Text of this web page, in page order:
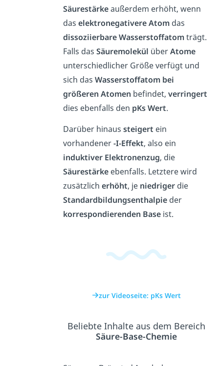
Säurestärkeaußerdem erhöht, wenn
daselektronegativereAtom das
dissoziierbareWasserstoffatomträgt.
Falls dasSäuremolekül überAtome
unterschiedlicher Größe verfügt und
sich dasWasserstoffatom bei
größeren Atomen befindet,verringert
dies ebenfalls den pKsWert.
Darüber hinaussteigert ein
vorhandener-I-Effekt, also ein
induktiver Elektronenzug, die
Säurestärke ebenfalls. Letztere wird
zusätzlicherhöht, je niedriger die
Standardbildungsenthalpie der
korrespondierenden Base ist.
zur Videoseite: pKs Wert
Beliebte Inhalte aus dem Bereich
Säure-Base-Chemie